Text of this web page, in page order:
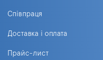
Співпраця
Доставка і оплата
Прайс-лист